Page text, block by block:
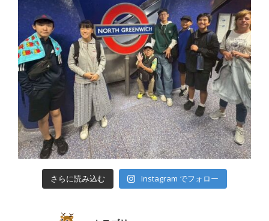
さらに読み込む Instagram でフォロー